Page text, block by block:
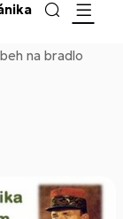
beh na bradlo